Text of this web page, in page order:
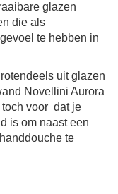
glazen
die als
te hebben in
uit glazen
Novellini Aurora
toch voor dat je
is om naast een
te